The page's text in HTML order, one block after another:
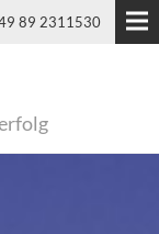
89 2311530